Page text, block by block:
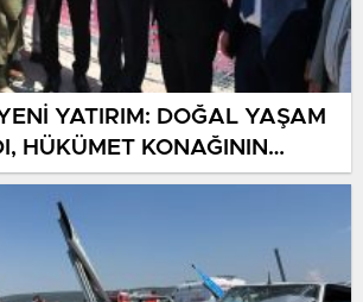
YATIRIM: DOĞAL YAŞAM
HÜKÜMET KONAĞININ